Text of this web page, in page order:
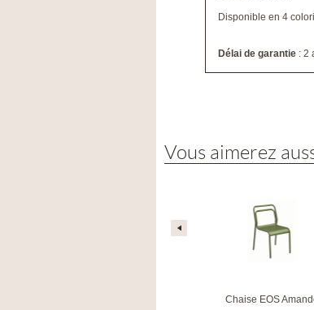
Disponible en 4
Délai de garantie : 2
Vous aimerez
Chaise EOS